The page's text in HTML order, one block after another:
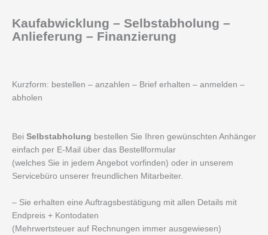
Kaufabwicklung – Selbstabholung –
Anlieferung – Finanzierung
Kurzform: bestellen – anzahlen – Brief erhalten – anmelden –
abholen
Bei Selbstabholung bestellen Sie Ihren gewünschten Anhänger
einfach per E-Mail über das Bestellformular
(welches Sie in jedem Angebot vorfinden) oder in unserem
Servicebüro unserer freundlichen Mitarbeiter.
– Sie erhalten eine Auftragsbestätigung mit allen Details mit
Endpreis + Kontodaten
(Mehrwertsteuer auf Rechnungen immer ausgewiesen)